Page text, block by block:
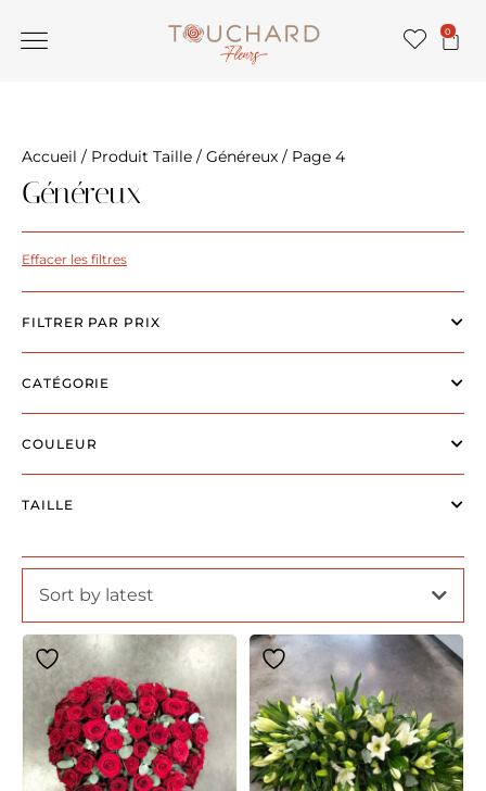
0
Accueil / Produit Taille / Généreux / Page 4
Généreux
Effacer les filtres
FILTRER PAR PRIX
CATÉGORIE
COULEUR
TAILLE
Sort by latest